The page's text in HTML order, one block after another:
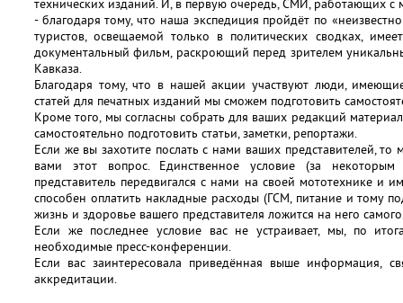
технических изданий. И, в первую очередь, СМИ, работающих с
- благодаря тому, что наша экспедиция пройдёт по
туристов, освещаемой только в политических сводках,
документальный фильм, раскроющий перед зрителем
Кавказа.
Благодаря тому, что в нашей акции участвуют люди,
статей для печатных изданий мы сможем подготовить
Кроме того, мы согласны собрать для ваших редакций
самостоятельно подготовить статьи, заметки, репортажи.
Если же вы захотите послать с нами ваших представителей,
вами этот вопрос. Единственное условие (за
представитель передвигался с нами на своей мототехнике и
способен оплатить накладные расходы (ГСМ, питание и тому
жизнь и здоровье вашего представителя ложится на него
Если же последнее условие вас не устраивает, мы, по
необходимые пресс-конференции.
Если вас заинтересовала приведённая выше информация,
аккредитации.